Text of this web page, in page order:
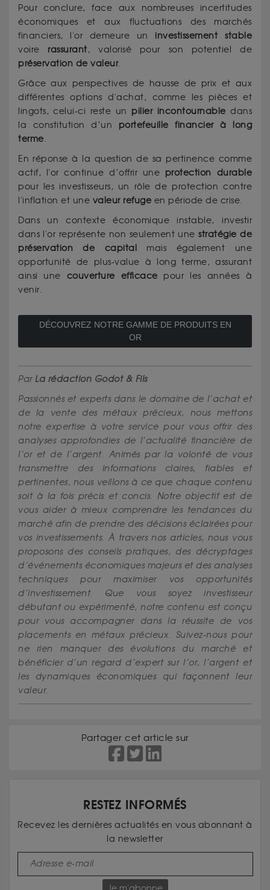
Pour conclure, face aux nombreuses incertitudes
économiques et aux fluctuations des marchés
financiers, l'or demeure un investissement
stable
voire rassurant, valorisé pour son potentiel de
préservation de valeur.
Grâce aux perspectives de hausse de prix et aux
différentes options d'achat, comme les pièces et
lingots, celui-ci reste un pilier incontournable dans
la constitution d’un portefeuille
financier à long
terme.
En réponse à la question de sa pertinence comme
actif, l'or continue d’offrir une protection durable
pour les investisseurs, un rôle de protection contre
l'inflation et une valeur refuge en période de crise.
Dans un contexte économique instable, investir
dans l'or représente non seulement unestratégie de
préservation de capital
mais également une
opportunité de plus-value à long terme, assurant
ainsi une couverture efficace pour les années à
venir.
DÉCOUVREZ NOTRE GAMME DE PRODUITS EN
OR
Par La rédaction Godot & Fils
Passionnés et experts dans le domaine de l’achat et
de la vente des métaux précieux, nous mettons
notre expertise à votre service pour vous offrir des
analyses approfondies de l’actualité financière de
l’or et de l’argent. Animés par la volonté de vous
transmettre des informations claires, fiables et
pertinentes, nous veillons à ce que chaque contenu
soit à la fois précis et concis. Notre objectif est de
vous aider à mieux comprendre les tendances du
marché afin de prendre des décisions éclairées pour
vos investissements. À travers nos articles, nous vous
proposons des conseils pratiques, des décryptages
d’événements économiques majeurs et des analyses
techniques pour maximiser vos opportunités
d’investissement. Que vous soyez investisseur
débutant ou expérimenté, notre contenu est conçu
pour vous accompagner dans la réussite de vos
placements en métaux précieux. Suivez-nous pour
ne rien manquer des évolutions du marché et
bénéficier d’un regard d’expert sur l’or, l’argent et
les dynamiques économiques qui façonnent leur
valeur.
Partager cet article sur
RESTEZ INFORMÉS
Recevez les dernières actualités en vous abonnant à
la newsletter